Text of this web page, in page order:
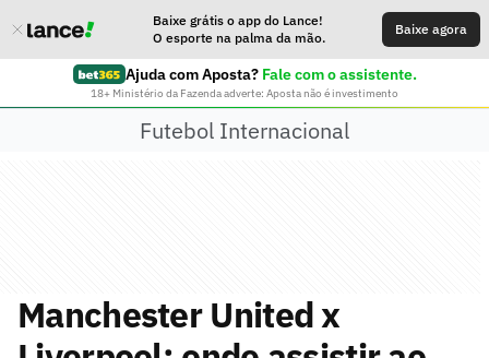
Baixe grátis o app do Lance!
O esporte na palma da mão.
Baixe agora
Ajuda com Aposta? Fale com o assistente.
18+ Ministério da Fazenda adverte: Aposta não é investimento
Futebol Internacional
Manchester United x